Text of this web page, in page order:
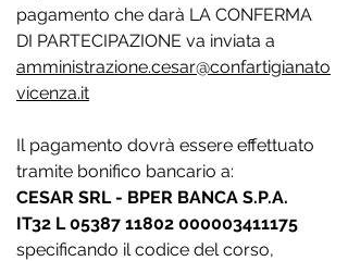
pagamento che darà LA CONFERMA
DI PARTECIPAZIONE va inviata a
amministrazione.cesar@confartigianato
vicenza.it
Il pagamento dovrà essere effettuato
tramite bonifico bancario a:
CESAR SRL - BPER BANCA S.P.A.
IT32 L05387 11802 000003411175
specificando il codice del corso,